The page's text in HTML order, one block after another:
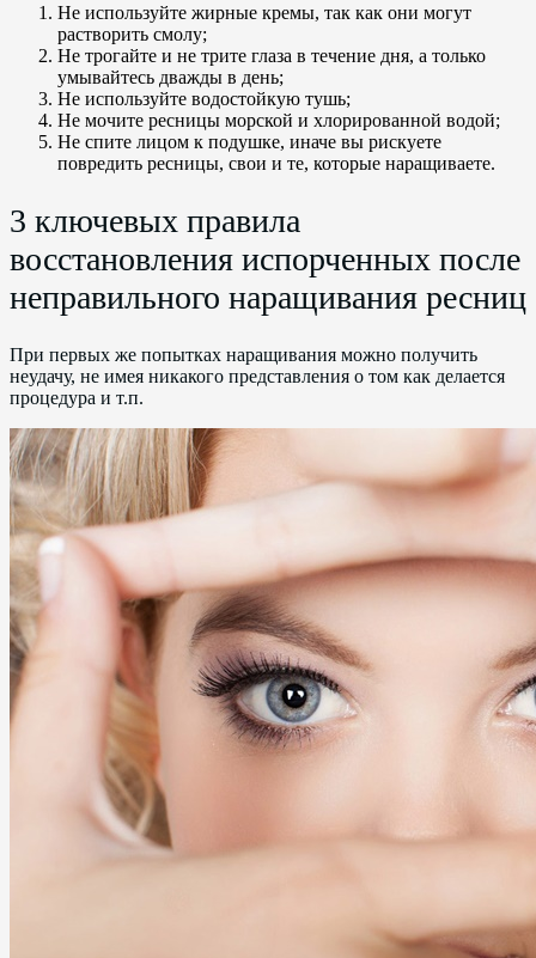
Не используйте жирные кремы, так как они могут
растворить смолу;
Не трогайте и не трите глаза в течение дня, а только
умывайтесь дважды в день;
Не используйте водостойкую тушь;
Не мочите ресницы морской и хлорированной водой;
Не спите лицом к подушке, иначе вы рискуете
повредить ресницы, свои и те, которые наращиваете.
3 ключевых правила
восстановления испорченных после
неправильного наращивания ресниц
При первых же попытках наращивания можно получить
неудачу, не имея никакого представления о том как делается
процедура и т.п.